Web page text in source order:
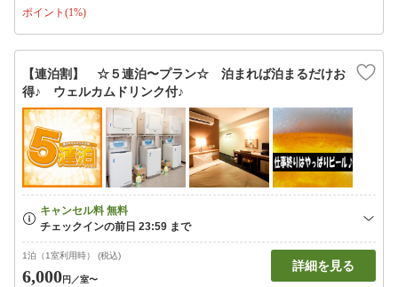
ポイント(1%)
【連泊割】 ☆５連泊〜プラン☆ 泊まれば泊まるだけお
得♪ ウェルカムドリンク付♪
1泊（1室利用時） (税込)
6,000円 ／室〜
詳細を見る